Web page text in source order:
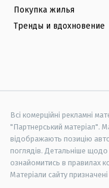
Покупка жилья
Тренды и вдохновение
Всі комерційні рекламні
"Партнерський матеріал".
відображають позицію
поглядів. Детальніше
ознайомитись в правилах
Матеріали сайту